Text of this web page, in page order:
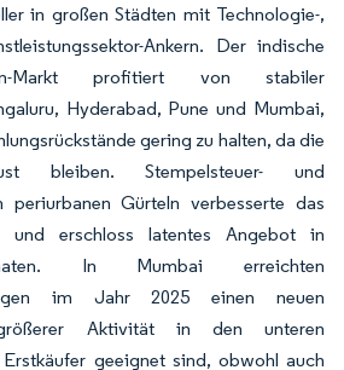
in großen Städten mit Technologie-,
Ankern. Der indische
Markt profitiert von stabiler
Hyderabad, Pune und Mumbai,
gering zu halten, da die
bleiben. Stempelsteuer- und
periurbanen Gürteln verbesserte das
und erschloss latentes Angebot in
In Mumbai erreichten
im Jahr 2025 einen neuen
Aktivität in den unteren
geeignet sind, obwohl auch